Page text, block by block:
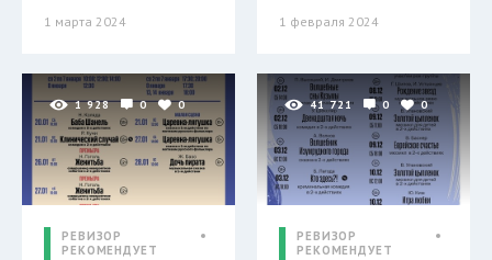
1 марта 2024 1 февраля 2024
1 928 0 0
РЕВИЗОР
РЕКОМЕНДУЕТ
41 721 0 0
РЕВИЗОР
РЕКОМЕНДУЕТ